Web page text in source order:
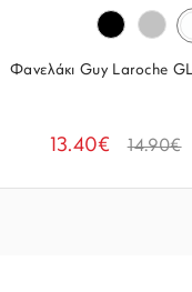
Φανελάκι Guy Laroche
13.40€ 14.90€